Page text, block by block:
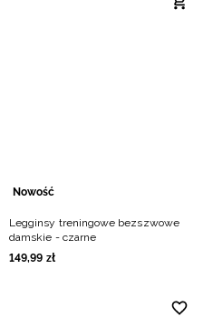
Nowość
Legginsy treningowe bezszwowe
damskie - czarne
149,99 zł